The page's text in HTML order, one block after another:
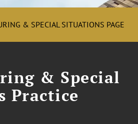
& SPECIAL SITUATIONS PAGE
& Special
Practice